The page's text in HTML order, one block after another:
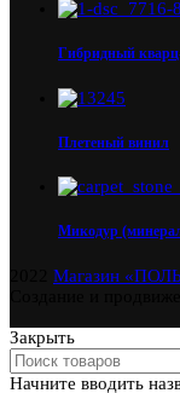
Гибридный
Плетеный винил
Микодур
Магазин
Закрыть
Начните вводить